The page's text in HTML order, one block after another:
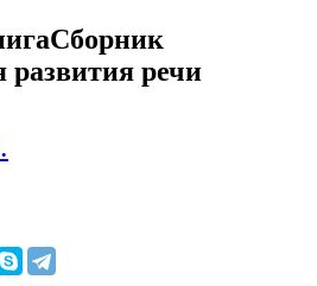
Сборник
речи